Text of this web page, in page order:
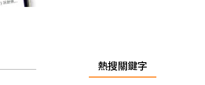
熱搜關鍵字